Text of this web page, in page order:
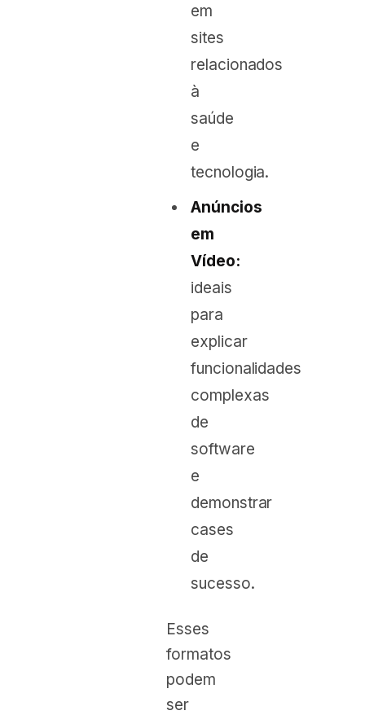
em
sites
relacionados
à
saúde
e
tecnologia.
Anúncios
em
Vídeo:
ideais
para
explicar
funcionalidades
complexas
de
software
e
demonstrar
cases
de
sucesso.
Esses
formatos
podem
ser